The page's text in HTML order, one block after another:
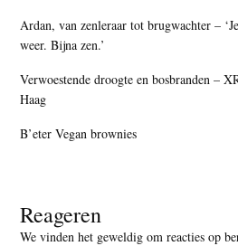
Ardan, van zenleraar tot brugwachter –
weer. Bijna zen.’
Verwoestende droogte en bosbranden –
Haag
B’eter Vegan brownies
Reageren
We vinden het geweldig om reacties op